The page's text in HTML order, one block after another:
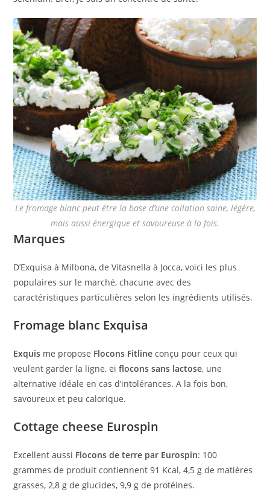
Le fromage blanc peut être la base d’une collation saine, légère,
mais aussi énergique et savoureuse à la fois.
Marques
D’Exquisa à Milbona, de Vitasnella à Jocca, voici les plus
populaires sur le marché, chacune avec des
caractéristiques particulières selon les ingrédients utilisés.
Fromage blanc Exquisa
Exquis me propose Flocons Fitlineconçu pour ceux qui
veulent garder la ligne, eiflocons sans lactose, une
alternative idéale en cas d’intolérances. A la fois bon,
savoureux et peu calorique.
Cottage cheese Eurospin
Excellent aussi Flocons de terre par Eurospin: 100
grammes de produit contiennent 91 Kcal, 4,5 g de matières
grasses, 2,8 g de glucides, 9,9 g de protéines.